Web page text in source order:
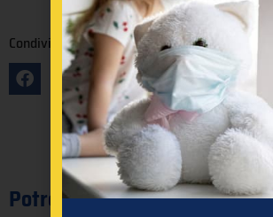
Condividi il post:
Potrebbe interessarti anche: